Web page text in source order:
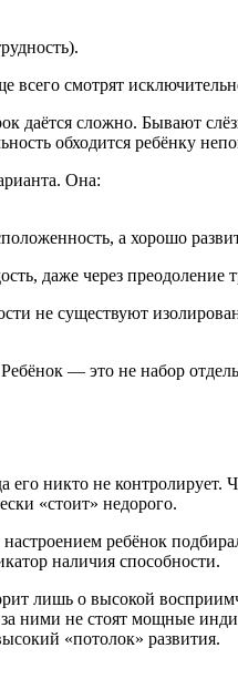
смотрят
даётся сложно. Бывают
обходится ребёнку
Она:
а хорошо
даже через преодоление
не существуют
— это не набор
никто не контролирует.
«стоит» недорого.
ребёнок
наличия способности.
лишь о высокой
ними не стоят мощные
«потолок» развития.